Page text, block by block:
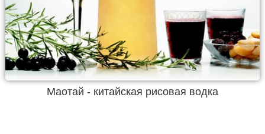
Маотай - китайская рисовая водка